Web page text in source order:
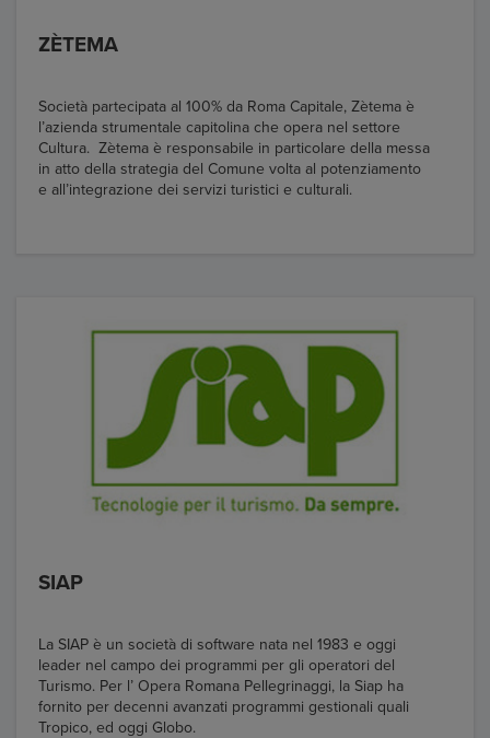
ZÈTEMA
Società partecipata al 100% da Roma Capitale, Zètema è
l’azienda strumentale capitolina che opera nel settore
Cultura. Zètema è responsabile in particolare della messa
in atto della strategia del Comune volta al potenziamento
e all’integrazione dei servizi turistici e culturali.
SIAP
La SIAP è un società di software nata nel 1983 e oggi
leader nel campo dei programmi per gli operatori del
Turismo. Per l’ Opera Romana Pellegrinaggi, la Siap ha
fornito per decenni avanzati programmi gestionali quali
Tropico, ed oggi Globo.